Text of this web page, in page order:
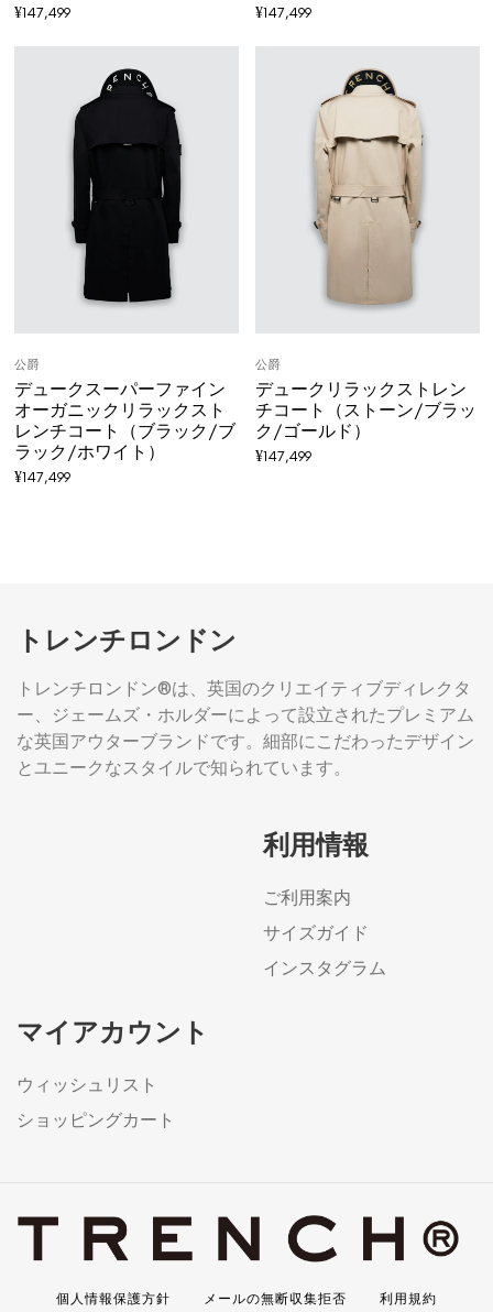
¥147,499 ¥147,499
公爵
デュークスーパーファイン
オーガニックリラックスト
レンチコート（ブラック/ブ
ラック/ホワイト）
¥147,499
公爵
デュークリラックストレン
チコート（ストーン/ブラッ
ク/ゴールド）
¥147,499
トレンチロンドン
トレンチロンドン®は、英国のクリエイティブディレクタ
ー、ジェームズ・ホルダーによって設立されたプレミアム
な英国アウターブランドです。細部にこだわったデザイン
とユニークなスタイルで知られています。
利用情報
ご利用案内
サイズガイド
インスタグラム
マイアカウント
ウィッシュリスト
ショッピングカート
個人情報保護方針 メールの無断収集拒否 利用規約